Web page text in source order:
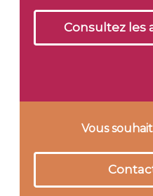
Consultez les
Vous